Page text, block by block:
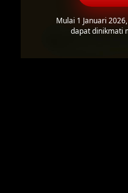
Mulai 1 Januari
dapat dinikmati